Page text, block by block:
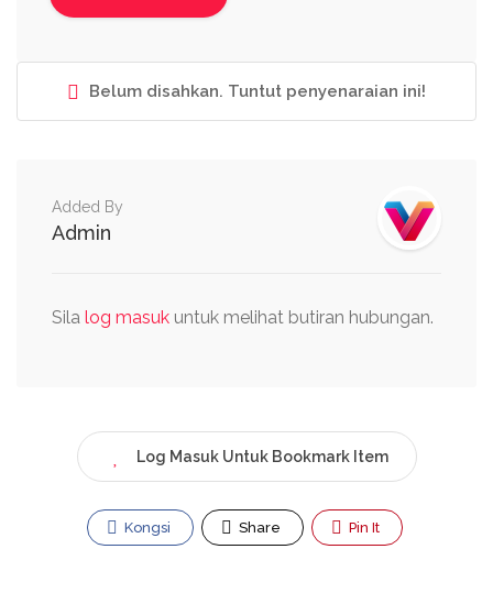
Belum disahkan. Tuntut penyenaraian ini!
Added By
Admin
Sila log masuk untuk melihat butiran hubungan.
Log Masuk Untuk Bookmark Item
Kongsi Share Pin It